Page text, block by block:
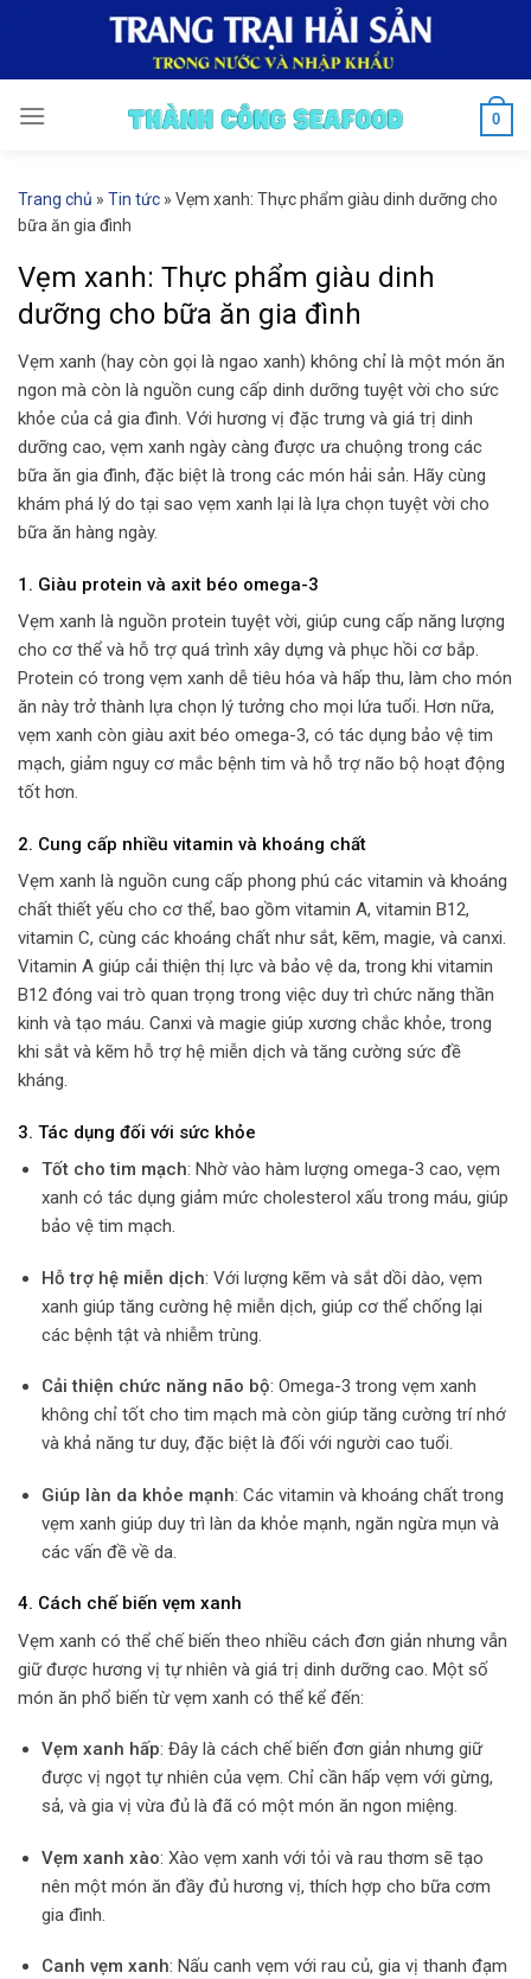
0
Trang chủ » Tin tức » Vẹm xanh: Thực phẩm giàu dinh dưỡng cho
bữa ăn gia đình
Vẹm xanh: Thực phẩm giàu dinh
dưỡng cho bữa ăn gia đình
Vẹm xanh (hay còn gọi là ngao xanh) không chỉ là một món ăn
ngon mà còn là nguồn cung cấp dinh dưỡng tuyệt vời cho sức
khỏe của cả gia đình. Với hương vị đặc trưng và giá trị dinh
dưỡng cao, vẹm xanh ngày càng được ưa chuộng trong các
bữa ăn gia đình, đặc biệt là trong các món hải sản. Hãy cùng
khám phá lý do tại sao vẹm xanh lại là lựa chọn tuyệt vời cho
bữa ăn hàng ngày.
1. Giàu protein và axit béo omega-3
Vẹm xanh là nguồn protein tuyệt vời, giúp cung cấp năng lượng
cho cơ thể và hỗ trợ quá trình xây dựng và phục hồi cơ bắp.
Protein có trong vẹm xanh dễ tiêu hóa và hấp thu, làm cho món
ăn này trở thành lựa chọn lý tưởng cho mọi lứa tuổi. Hơn nữa,
vẹm xanh còn giàu axit béo omega-3, có tác dụng bảo vệ tim
mạch, giảm nguy cơ mắc bệnh tim và hỗ trợ não bộ hoạt động
tốt hơn.
2. Cung cấp nhiều vitamin và khoáng chất
Vẹm xanh là nguồn cung cấp phong phú các vitamin và khoáng
chất thiết yếu cho cơ thể, bao gồm vitamin A, vitamin B12,
vitamin C, cùng các khoáng chất như sắt, kẽm, magie, và canxi.
Vitamin A giúp cải thiện thị lực và bảo vệ da, trong khi vitamin
B12 đóng vai trò quan trọng trong việc duy trì chức năng thần
kinh và tạo máu. Canxi và magie giúp xương chắc khỏe, trong
khi sắt và kẽm hỗ trợ hệ miễn dịch và tăng cường sức đề
kháng.
3. Tác dụng đối với sức khỏe
Tốt cho tim mạch: Nhờ vào hàm lượng omega-3 cao, vẹm
xanh có tác dụng giảm mức cholesterol xấu trong máu, giúp
bảo vệ tim mạch.
Hỗ trợ hệ miễn dịch: Với lượng kẽm và sắt dồi dào, vẹm
xanh giúp tăng cường hệ miễn dịch, giúp cơ thể chống lại
các bệnh tật và nhiễm trùng.
Cải thiện chức năng não bộ: Omega-3 trong vẹm xanh
không chỉ tốt cho tim mạch mà còn giúp tăng cường trí nhớ
và khả năng tư duy, đặc biệt là đối với người cao tuổi.
Giúp làn da khỏe mạnh: Các vitamin và khoáng chất trong
vẹm xanh giúp duy trì làn da khỏe mạnh, ngăn ngừa mụn và
các vấn đề về da.
4. Cách chế biến vẹm xanh
Vẹm xanh có thể chế biến theo nhiều cách đơn giản nhưng vẫn
giữ được hương vị tự nhiên và giá trị dinh dưỡng cao. Một số
món ăn phổ biến từ vẹm xanh có thể kể đến:
Vẹm xanh hấp: Đây là cách chế biến đơn giản nhưng giữ
được vị ngọt tự nhiên của vẹm. Chỉ cần hấp vẹm với gừng,
sả, và gia vị vừa đủ là đã có một món ăn ngon miệng.
Vẹm xanh xào: Xào vẹm xanh với tỏi và rau thơm sẽ tạo
nên một món ăn đầy đủ hương vị, thích hợp cho bữa cơm
gia đình.
Canh vẹm xanh: Nấu canh vẹm với rau củ, gia vị thanh đạm